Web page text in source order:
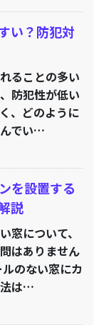
い？防犯対
ることの多い
防犯性が低い
、どのように
でい…
を設置する
説
窓について、
はありません
のない窓にカ
法は…